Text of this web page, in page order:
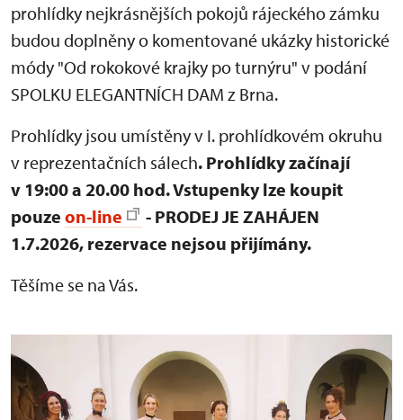
prohlídky nejkrásnějších pokojů rájeckého zámku
budou doplněny o komentované ukázky historické
módy "Od rokokové krajky po turnýru" v podání
SPOLKU ELEGANTNÍCH DAM z Brna.
Prohlídky jsou umístěny v I. prohlídkovém okruhu
v reprezentačních sálech. Prohlídkyzačínají
v 19:00 a 20.00 hod.Vstupenky lze koupit
pouze on-line
- PRODEJ JE ZAHÁJEN
1.7.2026, rezervace nejsou přijímány.
Těšíme se na Vás.